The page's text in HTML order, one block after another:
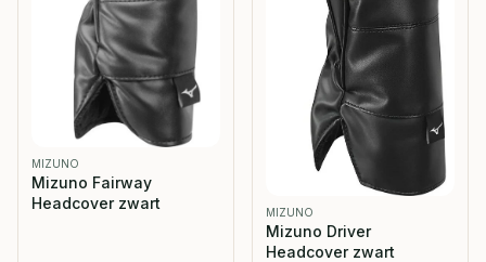
MIZUNO
Mizuno Fairway
Headcover zwart
MIZUNO
Mizuno Driver
Headcover zwart